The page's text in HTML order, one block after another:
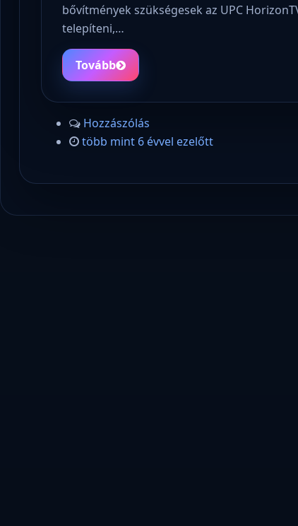
bővítmények szükségesek az UPC
telepíteni,…
Tovább
Hozzászólás
több mint 6 évvel ezelőtt